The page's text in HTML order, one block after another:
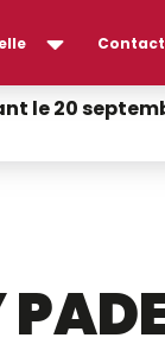
Contact
le 20